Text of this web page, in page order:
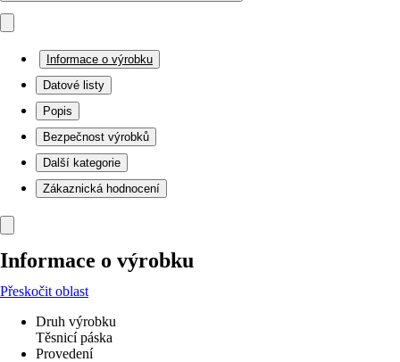
Informace o výrobku
Datové listy
Popis
Bezpečnost výrobků
Další kategorie
Zákaznická hodnocení
Informace o výrobku
Přeskočit oblast
Druh výrobku
Těsnicí páska
Provedení